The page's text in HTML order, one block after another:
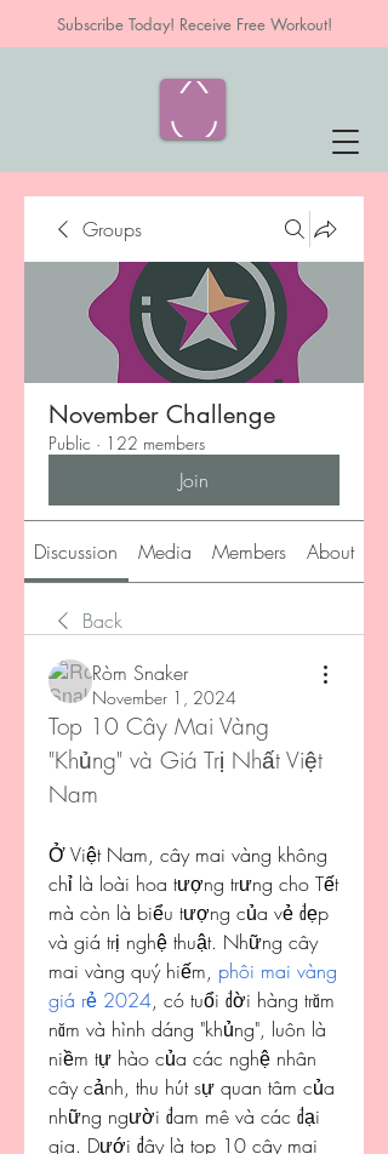
Subscribe Today! Receive Free Workout!
Groups
November Challenge
Public · 122 members
Join
Discussion Media Members About
Back
Ròm Snaker
November 1, 2024
Top 10 Cây Mai Vàng
"Khủng" và Giá Trị Nhất Việt
Nam
Ở Việt Nam, cây mai vàng không
chỉ là loài hoa tượng trưng cho Tết
mà còn là biểu tượng của vẻ đẹp
và giá trị nghệ thuật. Những cây
mai vàng quý hiếm, phôi mai vàng
giá rẻ 2024, có tuổi đời hàng trăm
năm và hình dáng "khủng", luôn là
niềm tự hào của các nghệ nhân
cây cảnh, thu hút sự quan tâm của
những người đam mê và các đại
gia. Dưới đây là top 10 cây mai